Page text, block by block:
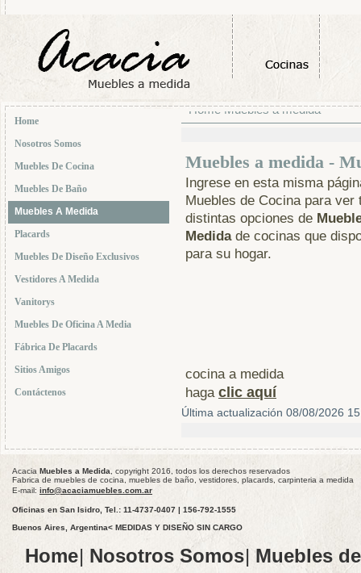
Home Muebles a medida -
Muebles a medida -
Ingrese en esta misma
Muebles de Cocina para ver
distintas opciones de
Medidade cocinas que
para su hogar.
cocina a medida
haga clic aquí
Última actualización 08/08/2026
Home
Nosotros Somos
Muebles De Cocina
Muebles De Baño
Muebles A Medida
Placards
Muebles De Diseño Exclusivos
Vestidores A Medida
Vanitorys
Muebles De Oficina A Media
Fábrica De Placards
Sitios Amigos
Contáctenos
Acacia Muebles a Medida , copyright 2016, todos los derechos reservados
Fabrica de muebles de cocina, muebles de baño, vestidores, placards, carpinteria a medida
E-mail: info@acaciamuebles.com.ar
Oficinas en San Isidro, Tel.: 11-4737-0407 | 156-792-1555
Buenos Aires, Argentina< MEDIDAS Y DISEÑO SIN CARGO
Home| Nosotros Somos| Muebles